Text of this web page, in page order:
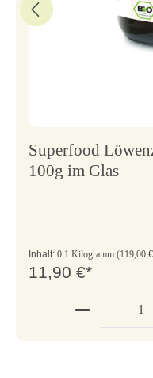
Superfood
100g im Glas
Inhalt: 0.1 Kilogramm (119,00
11,90 €*